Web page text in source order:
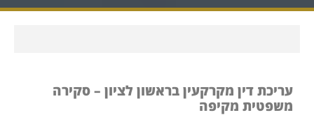
עריכת דין מקרקעין בראשון לציון – סקירה
משפטית מקיפה